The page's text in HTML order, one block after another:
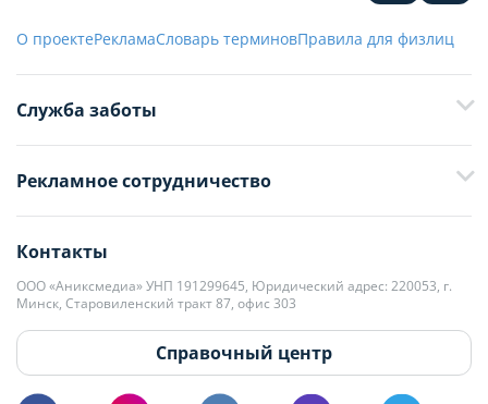
О проектеРекламаСловарь терминовПравила для физлиц
Служба заботы
+375 33 376-13-70
editor@domovita.by
Мы принимаем звонки и отвечаем на письма в будние дни с 9:00 до
18:00.
Рекламное сотрудничество
kb@domovita.by
+375 29 179-11-28 Владислав Гладченко
vg@domovita.by
Пишите и звоните нам в будние дни с 8:00 до 20:00.
Контакты
ООО «Аниксмедиа» УНП 191299645, Юридический адрес: 220053, г.
Минск, Старовиленский тракт 87, офис 303
Справочный центр